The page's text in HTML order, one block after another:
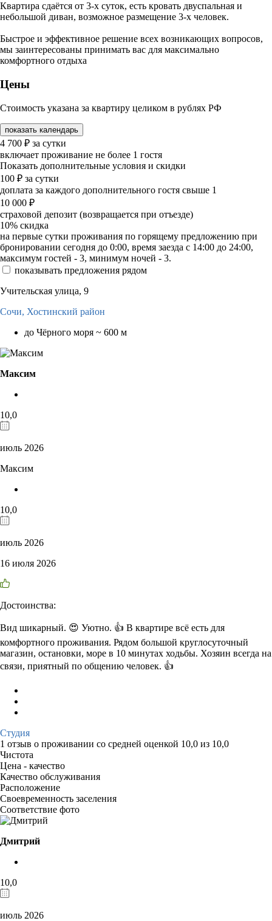
Квартира сдаётся от 3-х суток, есть кровать двуспальная и
небольшой диван, возможное размещение 3-х человек.
Быстрое и эффективное решение всех возникающих вопросов,
мы заинтересованы принимать вас для максимально
комфортного отдыха
Цены
Стоимость указана за квартиру целиком в рублях РФ
показать календарь
4 700 ₽ за сутки
включает проживание не более 1 гостя
Показать дополнительные условия и скидки
100 ₽ за сутки
доплата за каждого дополнительного гостя свыше 1
10 000 ₽
страховой депозит (возвращается при отъезде)
10% скидка
на первые сутки проживания по горящему предложению при
бронировании сегодня до 0:00, время заезда с 14:00 до 24:00,
максимум гостей - 3, минимум ночей - 3.
показывать предложения рядом
Учительская улица, 9
Сочи, Хостинский район
до Чёрного моря ~ 600 м
Максим
10,0
июль 2026
Максим
10,0
июль 2026
16 июля 2026
Достоинства:
Вид шикарный. 😍 Уютно. 👍 В квартире всё есть для
комфортного проживания. Рядом большой круглосуточный
магазин, остановки, море в 10 минутах ходьбы. Хозяин всегда на
связи, приятный по общению человек. 👍
Студия
1 отзыв о проживании со средней оценкой 10,0 из 10,0
Чистота
Цена - качество
Качество обслуживания
Расположение
Своевременность заселения
Соответствие фото
Дмитрий
10,0
июль 2026